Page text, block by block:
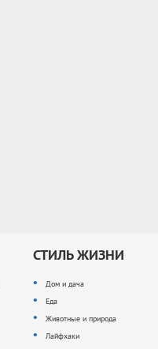
СТИЛЬ ЖИЗНИ
Дом и дача
Еда
Животные и природа
Лайфхаки